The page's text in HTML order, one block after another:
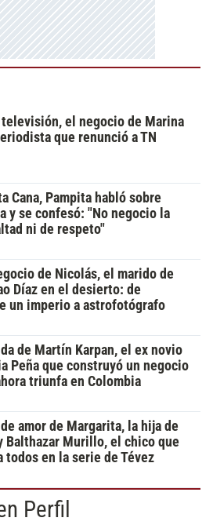
el negocio de Marina
que renunció a TN
Cana, Pampita habló sobre
y se confesó: "No negocio la
ni de respeto"
de Nicolás, el marido de
Díaz en el desierto: de
un imperio a astrofotógrafo
de Martín Karpan, el ex novio
Peña que construyó un negocio
triunfa en Colombia
amor de Margarita, la hija de
Balthazar Murillo, el chico que
todos en la serie de Tévez
Perfil